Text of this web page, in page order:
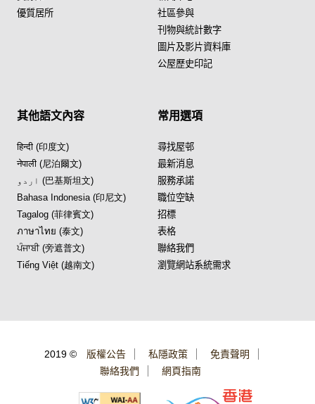
優質居所
社區參與
刊物與統計數字
圖片及影片資料庫
公屋歷史印記
其他語文內容
हिन्दी (印度文)
नेपाली (尼泊爾文)
اردو (巴基斯坦文)
Bahasa Indonesia (印尼文)
Tagalog (菲律賓文)
ภาษาไทย (泰文)
ਪੰਜਾਬੀ (旁遮普文)
Tiếng Việt (越南文)
常用選項
尋找屋邨
最新消息
服務承諾
職位空缺
招標
表格
聯絡我們
瀏覽網站系統需求
2019 © 版權公告 私隱政策
免責聲明
聯絡我們
網頁指南